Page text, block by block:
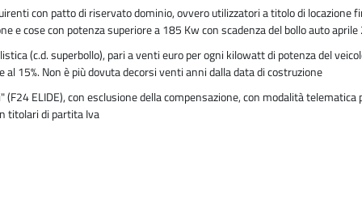
con patto di riservato dominio, ovvero utilizzatori a titolo di locazione
e cose con potenza superiore a 185 Kw con scadenza del bollo auto
(c.d. superbollo), pari a venti euro per ogni kilowatt di potenza del
15%. Non è più dovuta decorsi venti anni dalla data di costruzione
ELIDE), con esclusione della compensazione, con modalità
titolari di partita Iva